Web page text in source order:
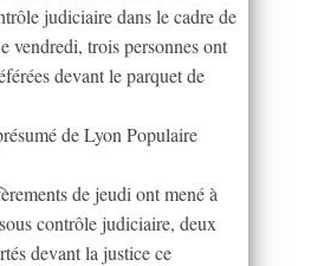
judiciaire dans le cadre de
vendredi, trois personnes ont
devant le parquet de
de Lyon Populaire
de jeudi ont mené à
contrôle judiciaire, deux
devant la justice ce